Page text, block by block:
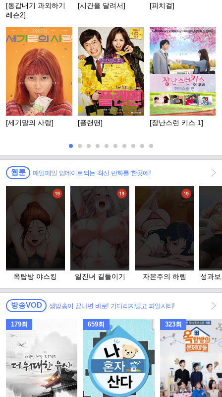
[동갑내기 과외하기
레슨2]
[시간을 달려서] [피치걸]
[세기말의 사랑] [플랜맨] [장난스런 키스 1]
웹툰 매일매일 업데이트되는 최신 만화를 한곳에!
옥탑방 야스킹 일진녀 길들이기 자본주의 하렘 성과
방송VOD 생방송이 끝나면 바로! 기다리지말고 파일시티!
179회 659회 323회